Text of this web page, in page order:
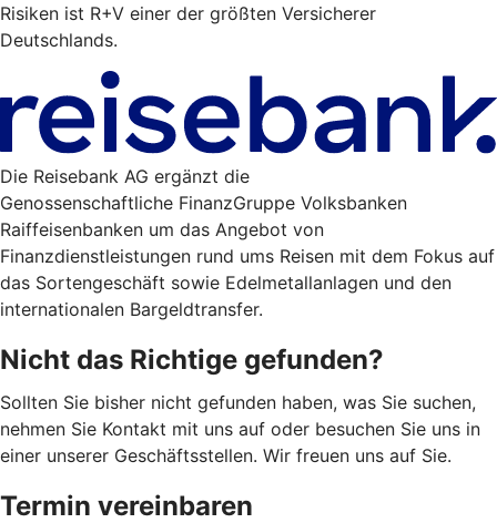
Risiken ist R+V einer der größten Versicherer
Deutschlands.
Die Reisebank AG ergänzt die
Genossenschaftliche FinanzGruppe Volksbanken
Raiffeisenbanken um das Angebot von
Finanzdienstleistungen rund ums Reisen mit dem Fokus auf
das Sortengeschäft sowie Edelmetallanlagen und den
internationalen Bargeldtransfer.
Nicht das Richtige gefunden?
Sollten Sie bisher nicht gefunden haben, was Sie suchen,
nehmen Sie Kontakt mit uns auf oder besuchen Sie uns in
einer unserer Geschäftsstellen. Wir freuen uns auf Sie.
Termin vereinbaren